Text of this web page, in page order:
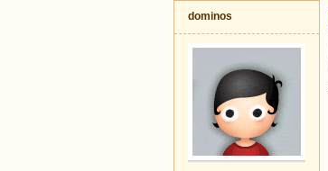
dominos